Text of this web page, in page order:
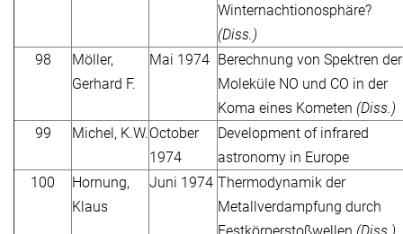
Winternachtionosphäre?
(Diss.)
98
Möller,
Gerhard F.
Mai 1974 Berechnung von Spektren der
Moleküle NO und CO in der
Koma eines Kometen (Diss.)
99
Michel, K.W.October
1974
Development of infrared
astronomy in Europe
100
Hornung,
Klaus
Juni 1974 Thermodynamik der
Metallverdampfung durch